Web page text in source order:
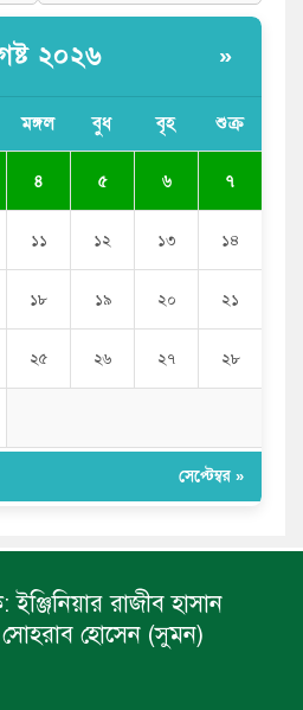
২০২৬ »
মঙ্গল বুধ বৃহ শুক্র
৪ ৫ ৬ ৭
১১ ১২ ১৩ ১৪
১৮ ১৯ ২০ ২১
২৫ ২৬ ২৭ ২৮
সেপ্টেম্বর »
ইঞ্জিনিয়ার রাজীব হাসান
হোসেন (সুমন)